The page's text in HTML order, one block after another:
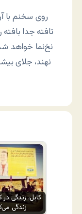
روی سخنم با
تافته جدا
نخ‌نما خواهد
نهند، جلای
کابل، زندگی
زندگی